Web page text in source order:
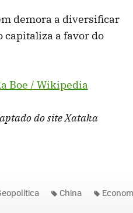
demora a diversificar
capitaliza a favor do
Boe / Wikipedia
do site Xataka
China